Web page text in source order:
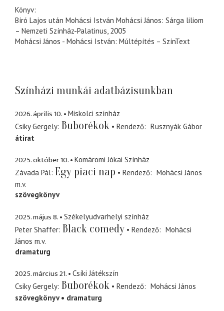
Könyv:
Bíró Lajos után Mohácsi István Mohácsi János: Sárga liliom
– Nemzeti Színház-Palatinus, 2005
Mohácsi János - Mohácsi István: Múltépítés – SzínText
Színházi munkái adatbázisunkban
2026. április 10.
Miskolci színház
Csiky Gergely Buborékok Rendező
Rusznyák Gábor
átirat
2025. október 10.
Komáromi Jókai Színház
Závada Pál Egy piaci nap Rendező
Mohácsi János
m.v.
szövegkönyv
2025. május 8.
Székelyudvarhelyi színház
Peter Shaffer Black comedy Rendező
Mohácsi
János m.v.
dramaturg
2025. március 21.
Csíki Játékszín
Csiky Gergely Buborékok Rendező
Mohácsi János
szövegkönyv
dramaturg